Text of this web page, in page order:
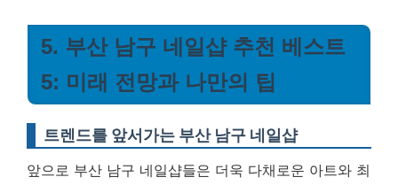
5. 부산 남구 네일샵 추천 베스트
5: 미래 전망과 나만의 팁
트렌드를 앞서가는 부산 남구 네일샵
앞으로 부산 남구 네일샵들은 더욱 다채로운 아트와 최